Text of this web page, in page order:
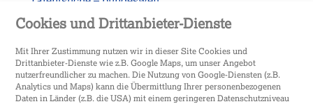
Schnelle Besetzung Ihrer vakanten Stellen
Bewerbervorselektion anhand Ihres Stellenprofils
Ein Ansprechpartner
Zeit und Ressourcen für Ihre Kernaufgaben
Sie ersparen sich
Cookies und Drittanbieter-Dienste
Mit Ihrer Zustimmung nutzen wir in dieser Site Cookies und
Drittanbieter-Dienste wie z.B. Google Maps, um unser Angebot
nutzerfreundlicher zu machen. Die Nutzung von Google-Diensten (z.B.
Analytics und Maps) kann die Übermittlung Ihrer personenbezogenen
Daten in Länder (z.B. die USA) mit einem geringeren Datenschutzniveau